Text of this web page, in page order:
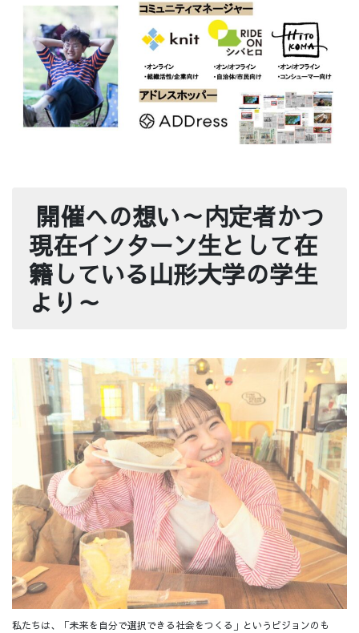
開催への想い～内定者かつ
現在インターン生として在
籍している山形大学の学生
より～
私たちは、「未来を自分で選択できる社会をつくる」というビジョンのも